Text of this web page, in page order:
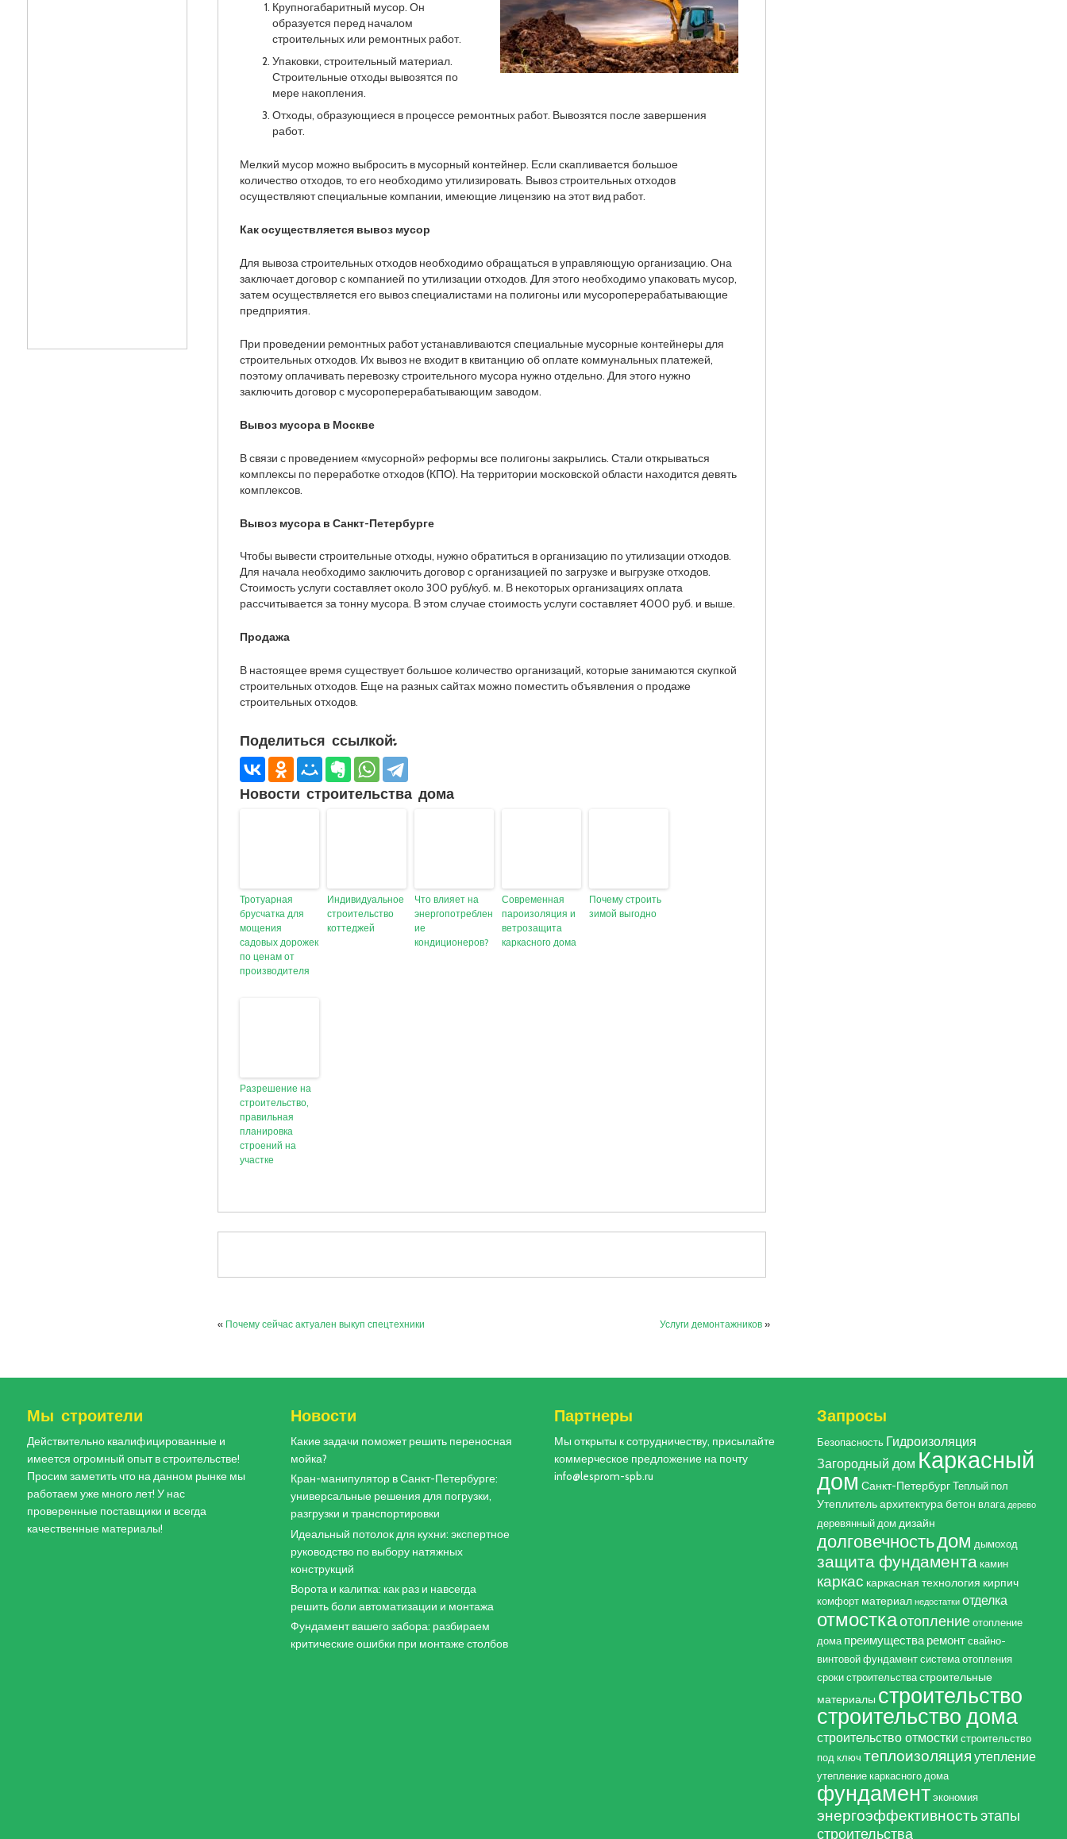
Крупногабаритный мусор. Он
образуется перед началом
строительных или ремонтных работ.
Упаковки, строительный материал.
Строительные отходы вывозятся по
мере накопления.
Отходы, образующиеся в процессе ремонтных работ. Вывозятся после завершения
работ.
Мелкий мусор можно выбросить в мусорный контейнер. Если скапливается большое
количество отходов, то его необходимо утилизировать. Вывоз строительных отходов
осуществляют специальные компании, имеющие лицензию на этот вид работ.
Как осуществляется вывоз мусор
Для вывоза строительных отходов необходимо обращаться в управляющую организацию. Она
заключает договор с компанией по утилизации отходов. Для этого необходимо упаковать мусор,
затем осуществляется его вывоз специалистами на полигоны или мусороперерабатывающие
предприятия.
При проведении ремонтных работ устанавливаются специальные мусорные контейнеры для
строительных отходов. Их вывоз не входит в квитанцию об оплате коммунальных платежей,
поэтому оплачивать перевозку строительного мусора нужно отдельно. Для этого нужно
заключить договор с мусороперерабатывающим заводом.
Вывоз мусора в Москве
В связи с проведением «мусорной» реформы все полигоны закрылись. Стали открываться
комплексы по переработке отходов (КПО). На территории московской области находится девять
комплексов.
Вывоз мусора в Санкт-Петербурге
Чтобы вывести строительные отходы, нужно обратиться в организацию по утилизации отходов.
Для начала необходимо заключить договор с организацией по загрузке и выгрузке отходов.
Стоимость услуги составляет около 300 руб/куб. м. В некоторых организациях оплата
рассчитывается за тонну мусора. В этом случае стоимость услуги составляет 4000 руб. и выше.
Продажа
В настоящее время существует большое количество организаций, которые занимаются скупкой
строительных отходов. Еще на разных сайтах можно поместить объявления о продаже
строительных отходов.
Поделиться ссылкой:
Новости строительства дома
Тротуарная
брусчатка для
мощения
садовых дорожек
по ценам от
производителя
Индивидуальное
строительство
коттеджей
Что влияет на
энергопотреблен
ие
кондиционеров?
Современная
пароизоляция и
ветрозащита
каркасного дома
Почему строить
зимой выгодно
Разрешение на
строительство,
правильная
планировка
строений на
участке
« Почему сейчас актуален выкуп спецтехники Услуги демонтажников »
Мы строители
Действительно квалифицированные и
имеется огромный опыт в строительстве!
Просим заметить что на данном рынке мы
работаем уже много лет! У нас
проверенные поставщики и всегда
качественные материалы!
Новости
Какие задачи поможет решить переносная
мойка?
Кран-манипулятор в Санкт-Петербурге:
универсальные решения для погрузки,
разгрузки и транспортировки
Идеальный потолок для кухни: экспертное
руководство по выбору натяжных
конструкций
Ворота и калитка: как раз и навсегда
решить боли автоматизации и монтажа
Фундамент вашего забора: разбираем
критические ошибки при монтаже столбов
Партнеры
Мы открыты к сотрудничеству, присылайте
коммерческое предложение на почту
info@lesprom-spb.ru
Запросы
Безопасность Гидроизоляция
Загородный дом Каркасный
дом Санкт-Петербург Теплый пол
Утеплительархитектурабетон влага дерево
деревянный дом дизайн
долговечностьдом дымоход
защита фундамента камин
каркас каркасная технология кирпич
комфорт материал недостатки отделка
отмосткаотопление отопление
дома преимуществаремонт свайно-
винтовой фундамент система отопления
сроки строительства строительные
материалы строительство
строительство дома
строительство отмостки строительство
под ключ теплоизоляция утепление
утепление каркасного дома
фундамент экономия
энергоэффективность этапы
строительства